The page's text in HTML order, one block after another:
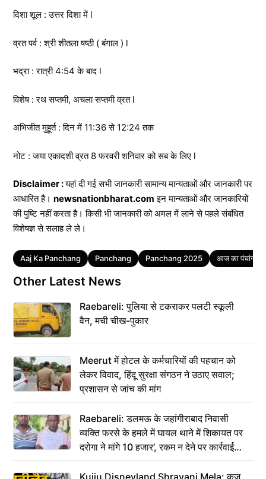
दिशा शूल : उत्तर दिशा में l
व्रत पर्व : श्री शीतला षष्ठी ( बंगाल ) l
भद्रा : रात्री 4:54 के बाद l
विशेष : रथ सप्तमी, अचला सप्तमी व्रत l
अभिजीत मुहूर्त : दिन में 11:36 से 12:24 तक
नोट : जया एकादशी व्रत 8 फरवरी शनिवार को सब के लिए l
Disclaimer :यहां दी गई सभी जानकारी सामान्य मान्यताओं और जानकारी पर
आधारित है। newsnationbharat.com इन मान्यताओं और जानकारियों
की पुष्टि नहीं करता है। किसी भी जानकारी को अमल में लाने से पहले संबंधित
विशेषज्ञ से सलाह ले ले।
Tags
Aaj Ka Panchang Panchang Panchang 2025 आज का पंचांग
Other Latest News
Raebareli: पुलिया से टकराकर पलटी स्कूली
वैन, मची चीख-पुकार
Meerut में होटल के कर्मचारियों की पहचान को
लेकर विवाद, हिंदू सुरक्षा संगठन ने उठाए सवाल;
प्रशासन से जांच की मांग
Raebareli: डलमऊ के जहांगीराबाद निवासी
व्यक्ति फरसे के हमले में घायल थाने में शिकायत पर
दरोगा ने मांगे 10 हजार’, रकम न देने पर कार्रवाई
ठंडी!